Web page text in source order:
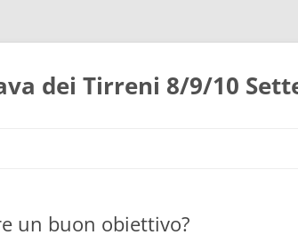
dei Tirreni 8/9/10
un buon obiettivo?